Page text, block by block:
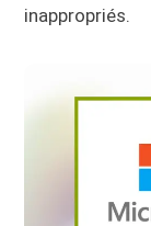
inappropriés.